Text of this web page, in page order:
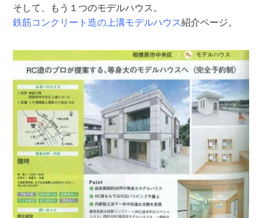
そして、もう１つのモデルハウス。
鉄筋コンクリート造の上溝モデルハウス紹介ページ。